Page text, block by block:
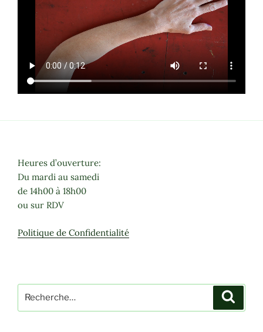
Heures d’ouverture:
Du mardi au samedi
de 14h00 à 18h00
ou sur RDV
Politique de Confidentialité
pour